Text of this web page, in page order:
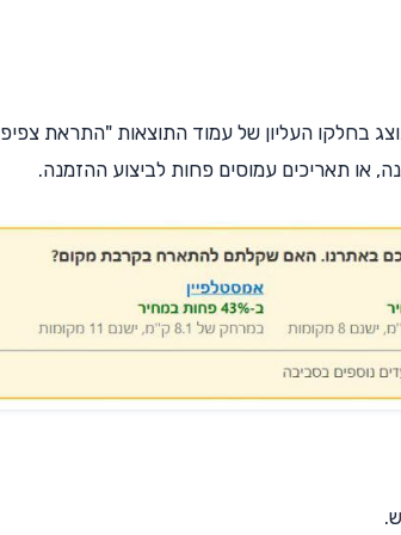
בחלקו העליון של עמוד התוצאות "התראת
או תאריכים עמוסים פחות לביצוע ההזמנה.